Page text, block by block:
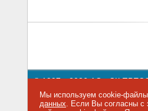
© 1997—2026 АО «СК
109147 г. Москва, ул.
Мы используем cookie-
данных. Если Вы согласны с